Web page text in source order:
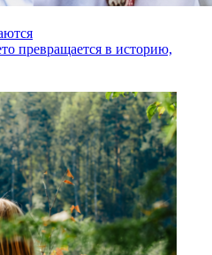
превращается в историю,